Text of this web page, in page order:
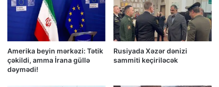
Amerika beyin mərkəzi: Tətik
çəkildi, amma İrana güllə
dəymədi!
Rusiyada Xəzər dənizi
sammiti keçiriləcək